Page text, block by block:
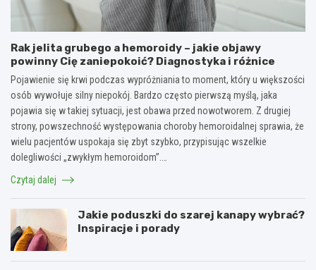
Rak jelita grubego a hemoroidy – jakie objawy
powinny Cię zaniepokoić? Diagnostyka i różnice
Pojawienie się krwi podczas wypróżniania to moment, który u większości
osób wywołuje silny niepokój. Bardzo często pierwszą myślą, jaka
pojawia się w takiej sytuacji, jest obawa przed nowotworem. Z drugiej
strony, powszechność występowania choroby hemoroidalnej sprawia, że
wielu pacjentów uspokaja się zbyt szybko, przypisując wszelkie
dolegliwości „zwykłym hemoroidom”.…
Czytaj dalej
Jakie poduszki do szarej kanapy wybrać?
Inspiracje i porady